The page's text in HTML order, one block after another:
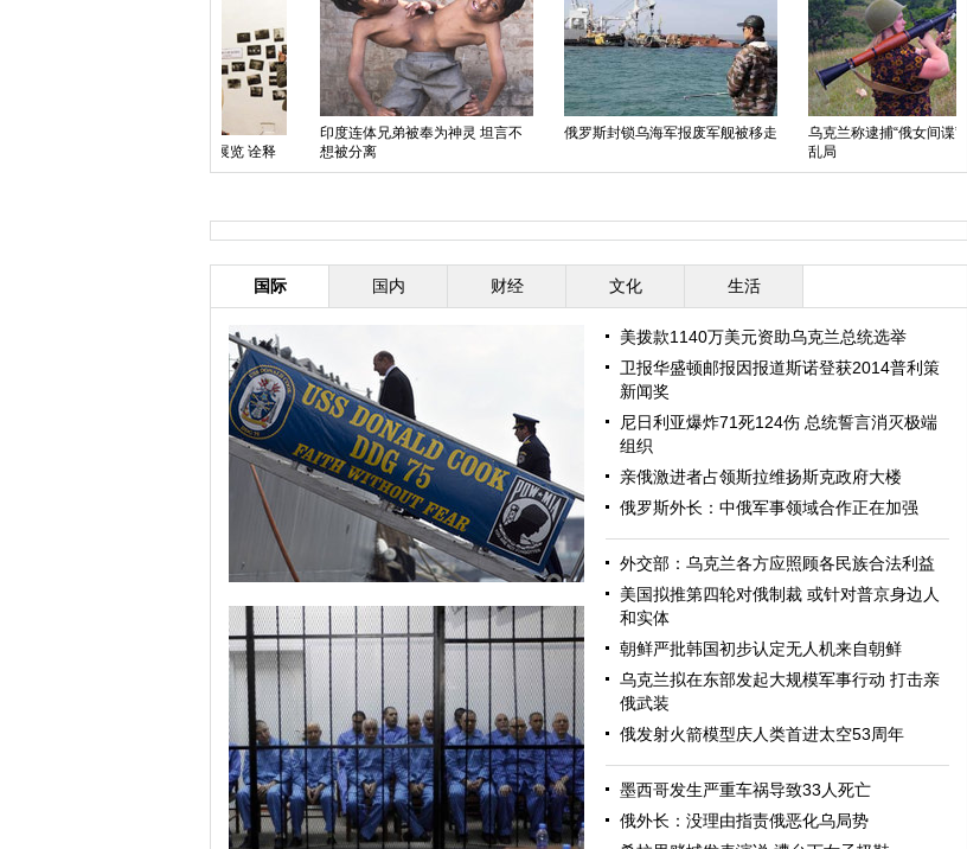
印度连体兄弟被奉为神灵 坦言不
想被分离
俄罗斯封锁乌海军报废军舰被移走
乌克兰称逮捕“俄女间谍” 指其煽动
国际 国内 财经 文化 生活
美军导弹驱逐舰抵达黑海旨在威慑俄罗斯
美拨款1140万美元资助乌克兰总统选举
卫报华盛顿邮报因报道斯诺登获2014普利策
新闻奖
尼日利亚爆炸71死124伤 总统誓言消灭极端
组织
亲俄激进者占领斯拉维扬斯克政府大楼
俄罗斯外长：中俄军事领域合作正在加强
外交部：乌克兰各方应照顾各民族合法利益
美国拟推第四轮对俄制裁 或针对普京身边人
和实体
朝鲜严批韩国初步认定无人机来自朝鲜
乌克兰拟在东部发起大规模军事行动 打击亲
俄武装
俄发射火箭模型庆人类首进太空53周年
墨西哥发生严重车祸导致33人死亡
俄外长：没理由指责俄恶化乌局势